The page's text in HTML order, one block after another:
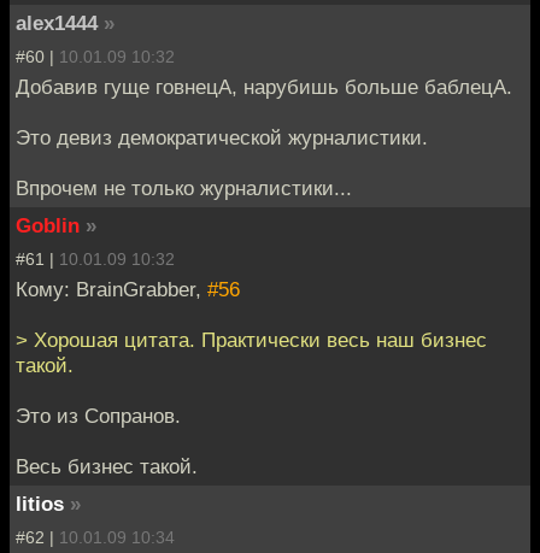
alex1444 »
#60 | 10.01.09 10:32
Добавив гуще говнецА, нарубишь больше баблецА.
Это девиз демократической журналистики.
Впрочем не только журналистики...
Goblin »
#61 | 10.01.09 10:32
Кому: BrainGrabber, #56
> Хорошая цитата. Практически весь наш бизнес
такой.
Это из Сопранов.
Весь бизнес такой.
litios »
#62 | 10.01.09 10:34